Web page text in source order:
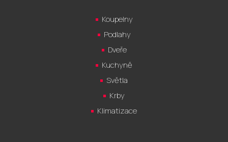
Koupelny
Podlahy
Dveře
Kuchyně
Světla
Krby
Klimatizace